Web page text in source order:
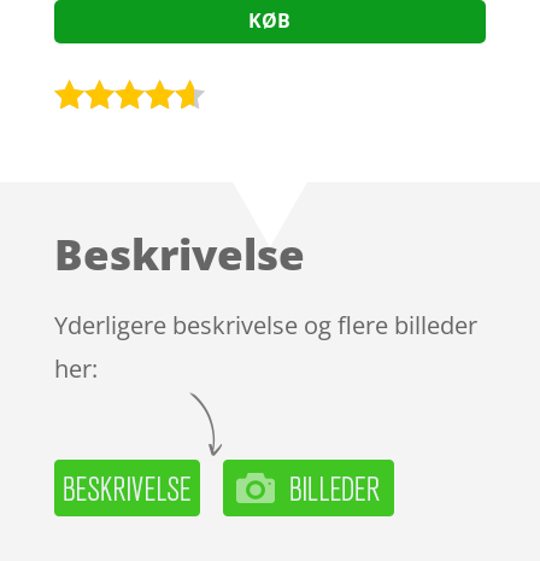
KØB
på
mmelser
Beskrivelse
Yderligere beskrivelse og flere billeder
her: